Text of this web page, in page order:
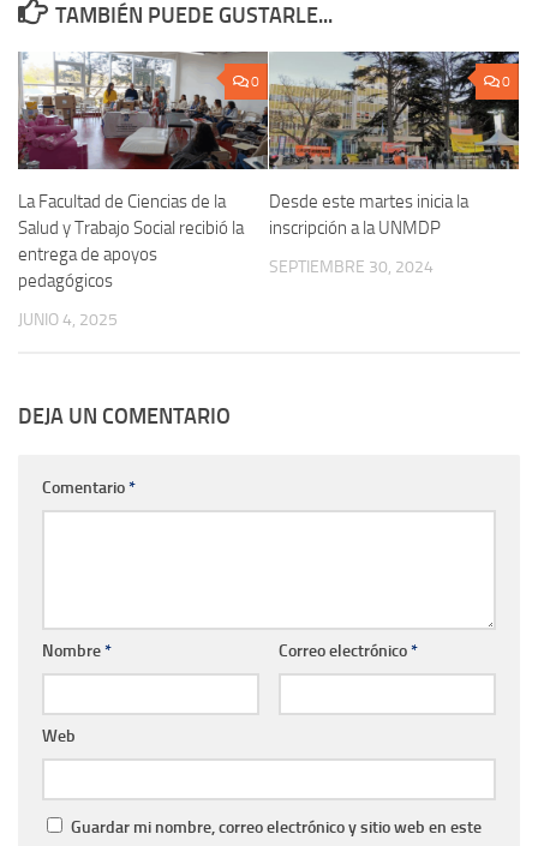
TAMBIÉN PUEDE GUSTARLE...
0
La Facultad de Ciencias de la
Salud y Trabajo Social recibió la
entrega de apoyos
pedagógicos
JUNIO 4, 2025
0
Desde este martes inicia la
inscripción a la UNMDP
SEPTIEMBRE 30, 2024
DEJA UN COMENTARIO
Comentario*
Nombre* Correo electrónico*
Web
Guardar mi nombre, correo electrónico y sitio web en este